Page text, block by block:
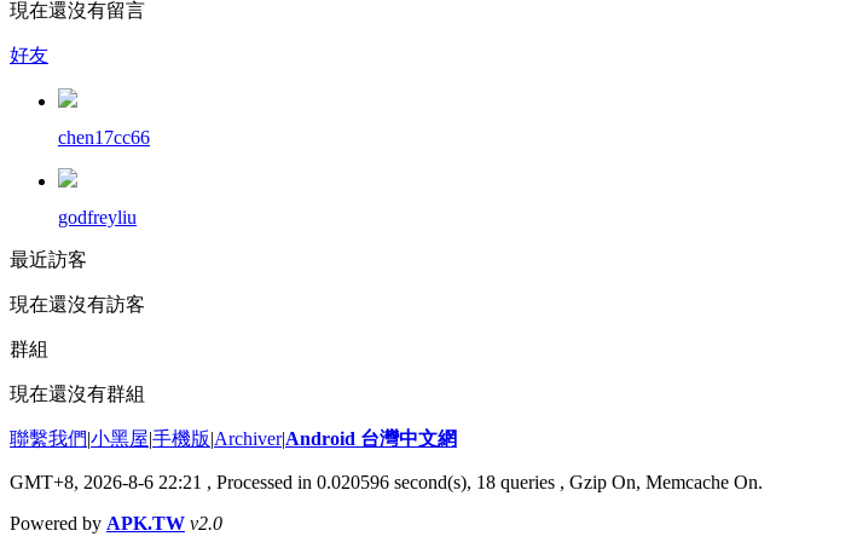
現在還沒有留言
好友
chen17cc66
godfreyliu
最近訪客
現在還沒有訪客
群組
現在還沒有群組
聯繫我們|小黑屋|手機版|Archiver|Android 台灣中文網
GMT+8, 2026-8-6 22:21 , Processed in 0.020596 second(s), 18 queries , Gzip On, Memcache On.
Powered by APK.TW v2.0